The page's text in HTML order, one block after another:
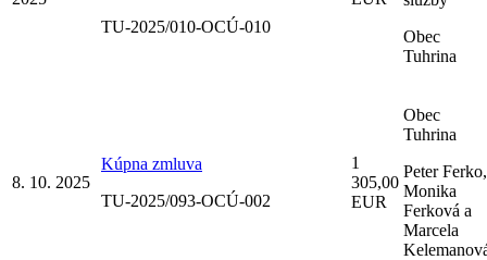
TU-2025/010-OCÚ-010
Obec
Tuhrina
8. 10. 2025
Kúpna zmluva
TU-2025/093-OCÚ-002
1
305,00
EUR
Obec
Tuhrina
Peter Ferko,
Monika
Ferková a
Marcela